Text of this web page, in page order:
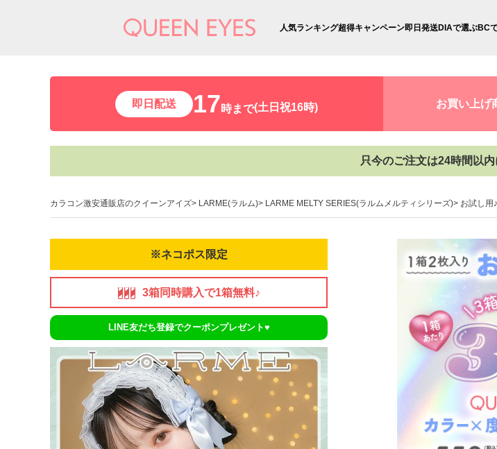
人気ランキング超得キャンペーン即日発送DIAで選ぶBC
即日配送 17時まで(土日祝16時) お買い上げ
只今のご注文は24時間以内
カラコン激安通販店のクイーンアイズ LARME(ラルム) LARME MELTY SERIES(ラルムメルティシリーズ) お試し用
※ネコポス限定
3箱同時購入で1箱無料♪
LINE友だち登録でクーポンプレゼント♥